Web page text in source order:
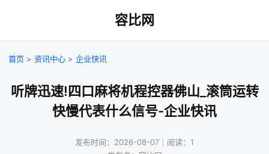
容比网
首页 > 资讯中心 > 企业快讯
听牌迅速!四口麻将机程控器佛山_滚筒运转
快慢代表什么信号-企业快讯
发布时间：2026-08-07｜阅读：1